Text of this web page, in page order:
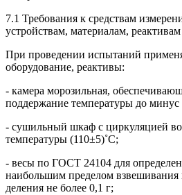
7.1 Требования к средствам
устройствам, материалам, реактивам
При проведении испытаний
оборудование, реактивы:
- камера морозильная,
поддержание температуры до минус
- сушильный шкаф с циркуляцией
температуры (110±5)˚С;
- весы по ГОСТ 24104 для
наибольшим пределом взвешивания
деления не более 0,1 г;